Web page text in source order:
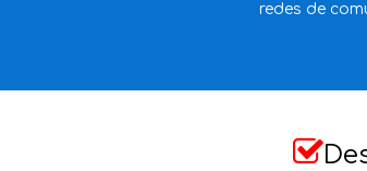
redes de
